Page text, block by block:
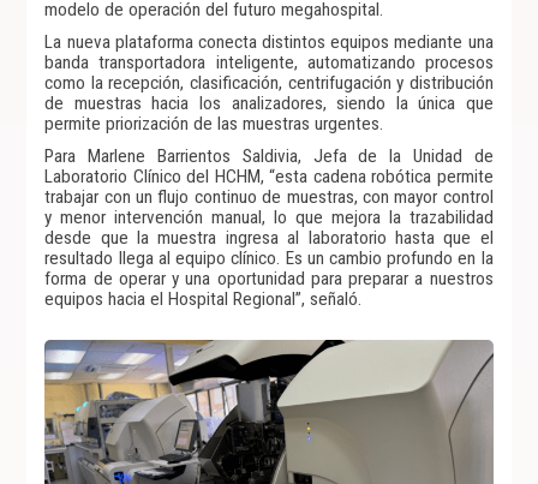
modelo de operación del futuro megahospital.
La nueva plataforma conecta distintos equipos mediante una
banda transportadora inteligente, automatizando procesos
como la recepción, clasificación, centrifugación y distribución
de muestras hacia los analizadores, siendo la única que
permite priorización de las muestras urgentes.
Para Marlene Barrientos Saldivia, Jefa de la Unidad de
Laboratorio Clínico del HCHM, “esta cadena robótica permite
trabajar con un flujo continuo de muestras, con mayor control
y menor intervención manual, lo que mejora la trazabilidad
desde que la muestra ingresa al laboratorio hasta que el
resultado llega al equipo clínico. Es un cambio profundo en la
forma de operar y una oportunidad para preparar a nuestros
equipos hacia el Hospital Regional”, señaló.